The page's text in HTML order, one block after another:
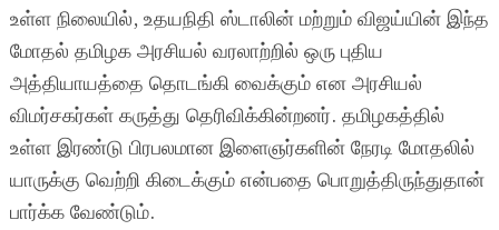
உள்ள நிலையில், உதயநிதி ஸ்டாலின் மற்றும் விஜய்யின் இந்த
மோதல் தமிழக அரசியல் வரலாற்றில் ஒரு புதிய
அத்தியாயத்தை தொடங்கி வைக்கும் என அரசியல்
விமர்சகர்கள் கருத்து தெரிவிக்கின்றனர். தமிழகத்தில்
உள்ள இரண்டு பிரபலமான இளைஞர்களின் நேரடி மோதலில்
யாருக்கு வெற்றி கிடைக்கும் என்பதை பொறுத்திருந்துதான்
பார்க்க வேண்டும்.